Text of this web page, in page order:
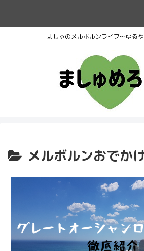
ましゅのメルボルンライフ～ゆる
メルボルンおでか